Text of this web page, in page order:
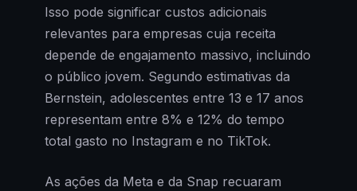
Isso pode significar custos adicionais
relevantes para empresas cuja receita
depende de engajamento massivo, incluindo
o público jovem. Segundo estimativas da
Bernstein, adolescentes entre 13 e 17 anos
representam entre 8% e 12% do tempo
total gasto no Instagram e no TikTok.
As ações da Meta e da Snap recuaram